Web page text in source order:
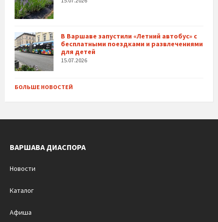
В Варшаве запустили «Летний автобус» с
бесплатными поездками и развлечениями
для детей
15.07.2026
БОЛЬШЕ НОВОСТЕЙ
ВАРШАВА ДИАСПОРА
Новости
Каталог
Афиша